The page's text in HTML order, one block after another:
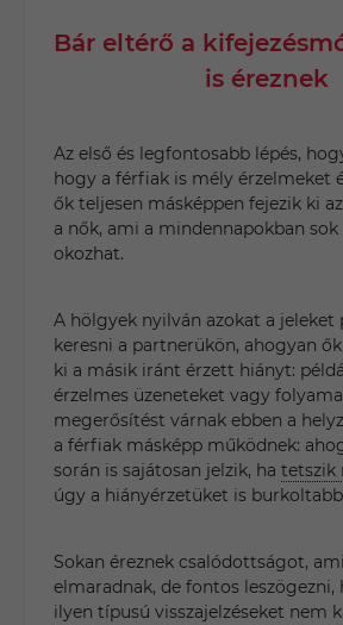
Bár eltérő a
is éreznek
Az első és legfontosabb lépés,
hogy a férfiak is mély érzelmeket
ők teljesen másképpen fejezik ki
a nők, ami a mindennapokban
okozhat.
A hölgyek nyilván azokat a jeleket
keresni a partnerükön, ahogyan
ki a másik iránt érzett hiányt:
érzelmes üzeneteket vagy
megerősítést várnak ebben a
a férfiak másképp működnek:
során is sajátosan jelzik, ha tetszik
úgy a hiányérzetüket is
Sokan éreznek csalódottságot,
elmaradnak, de fontos
ilyen típusú visszajelzéseket nem